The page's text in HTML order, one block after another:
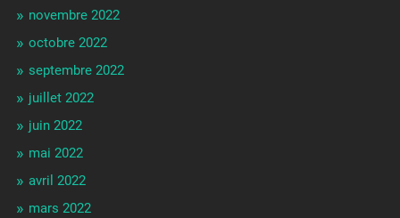
novembre 2022
octobre 2022
septembre 2022
juillet 2022
juin 2022
mai 2022
avril 2022
mars 2022